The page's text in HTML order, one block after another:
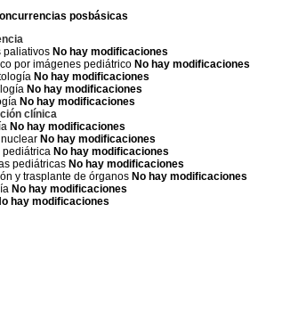
posbásicas
paliativos No hay modificaciones
por imágenes pediátrico No hay modificaciones
No hay modificaciones
No hay modificaciones
No hay modificaciones
clínica
No hay modificaciones
No hay modificaciones
pediátrica No hay modificaciones
pediátricas No hay modificaciones
y trasplante de órganos No hay modificaciones
No hay modificaciones
hay modificaciones